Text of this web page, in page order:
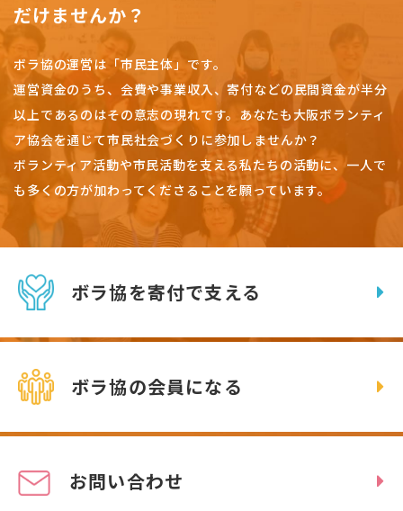
だけませんか？
ボラ協の運営は「市民主体」です。
運営資金のうち、会費や事業収入、寄付などの民間資金が半分
以上であるのはその意志の現れです。 あなたも大阪ボランティ
ア協会を通じて市民社会づくりに参加しませんか？
ボランティア活動や市民活動を支える私たちの活動に、一人で
も多くの方が加わってくださることを願っています。
ボラ協を寄付で支える
ボラ協の会員になる
お問い合わせ